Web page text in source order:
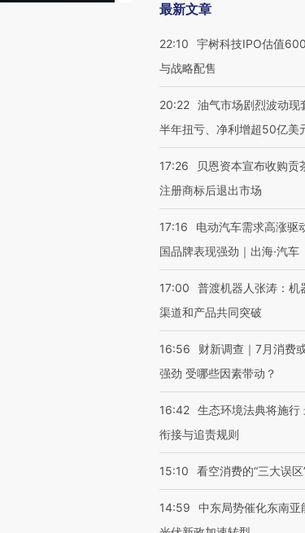
最新文章
22:10
宇树科技IPO估值
与战略配售
20:22 油气市场剧烈波动现
半年扭亏、净利增超50亿美
17:26
贝恩资本宣布收购贡
注册商标后退出市场
17:16
电动汽车需求高涨驱
国品牌表现强劲｜出海·汽车
17:00
普渡机器人张涛：机
渠道和产品共同突破
16:56
财新调查｜7月消费
强劲 受哪些因素带动？
16:42 生态环境法典将施行
衔接与追责规则
15:10 看空消费的“三大误区
14:59
中东局势催化东南亚